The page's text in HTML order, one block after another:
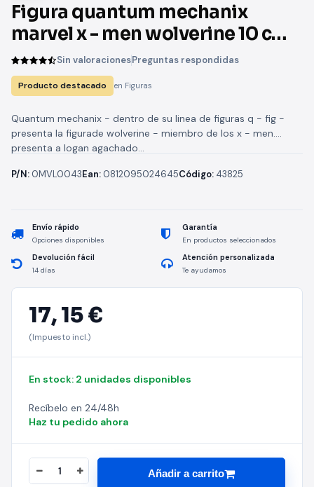
Figura quantum mechanix
marvel x - men wolverine 10 cm
q - fig diorama
Sin valoracionesPreguntas respondidas
Producto destacado en Figuras
Quantum mechanix - dentro de su linea de figuras q - fig -
presenta la figurade wolverine - miembro de los x - men.
presenta a logan agachado...
P/N: 0MVL0043Ean: 0812095024645Código: 43825
Envío rápido
Opciones disponibles
Garantía
En productos seleccionados
Devolución fácil
14 días
Atención personalizada
Te ayudamos
17,15 €
(Impuesto incl.)
En stock: 2 unidades disponibles
Recíbelo en 24/48h
Haz tu pedido ahora
Añadir a carrito